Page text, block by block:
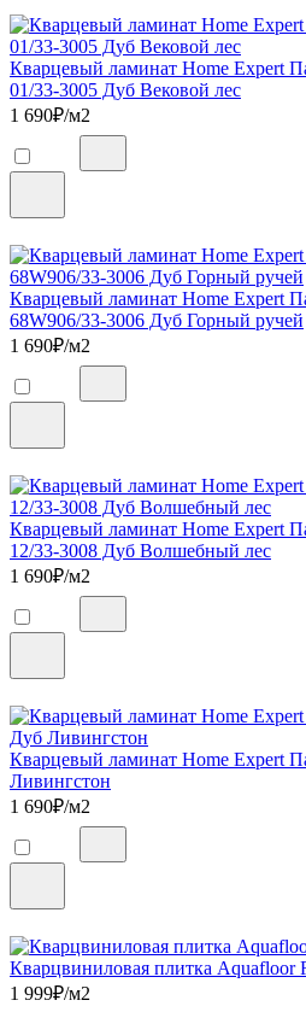
Кварцевый ламинат Home Expert
01/33-3005 Дуб Вековой лес
1 690₽/м2
Кварцевый ламинат Home Expert
68W906/33-3006 Дуб Горный ручей
1 690₽/м2
Кварцевый ламинат Home Expert
12/33-3008 Дуб Волшебный лес
1 690₽/м2
Кварцевый ламинат Home Expert
Ливингстон
1 690₽/м2
Кварцвиниловая плитка Aquafloor
1 999₽/м2